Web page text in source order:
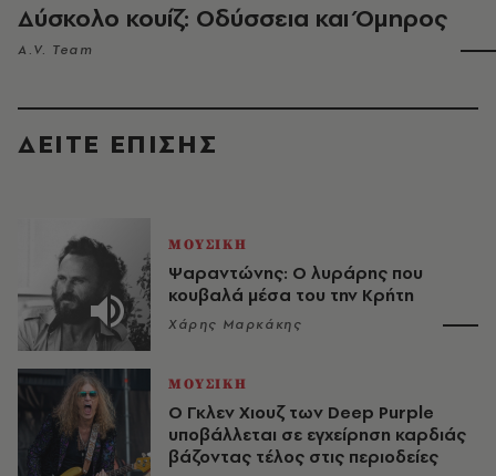
Δύσκολο κουίζ: Οδύσσεια και Όμηρος
A.V. Team
ΔΕΙΤΕ ΕΠΙΣΗΣ
ΜΟΥΣΙΚΗ
Ψαραντώνης: Ο λυράρης που
κουβαλά μέσα του την Κρήτη
Χάρης Μαρκάκης
ΜΟΥΣΙΚΗ
O Γκλεν Χιουζ των Deep Purple
υποβάλλεται σε εγχείρηση καρδιάς
βάζοντας τέλος στις περιοδείες